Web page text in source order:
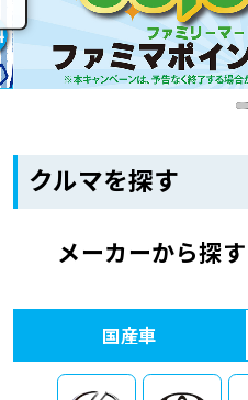
クルマを売る
車検見積
車検料金・メニュー
お役立ち情報
クルマを探す
メーカーから探す
国産車